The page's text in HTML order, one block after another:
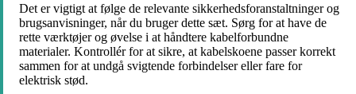
Det er vigtigt at følge de relevante sikkerhedsforanstaltninger og
brugsanvisninger, når du bruger dette sæt. Sørg for at have de
rette værktøjer og øvelse i at håndtere kabelforbundne
materialer. Kontrollér for at sikre, at kabelskoene passer korrekt
sammen for at undgå svigtende forbindelser eller fare for
elektrisk stød.